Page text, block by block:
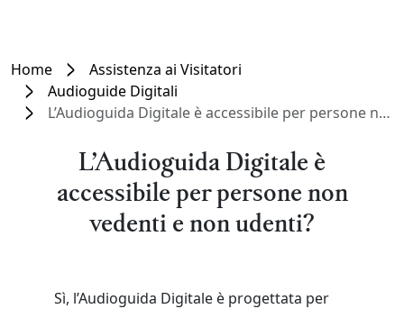
Home
Assistenza ai Visitatori
Audioguide Digitali
L’Audioguida Digitale è accessibile per persone non vedenti e non udenti?
L’Audioguida Digitale è
accessibile per persone non
vedenti e non udenti?
Sì, l’Audioguida Digitale è progettata per